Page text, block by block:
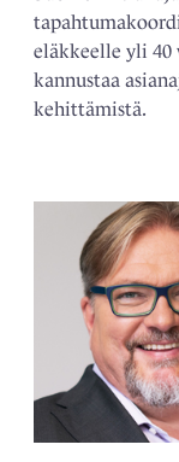
eläkkeelle yli 40
kannustaa
kehittämistä.